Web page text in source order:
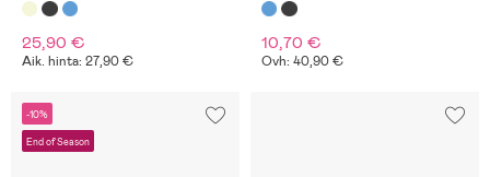
25,90 €
Aik. hinta: 27,90 €
10,70 €
Ovh: 40,90 €
-10%
End of Season